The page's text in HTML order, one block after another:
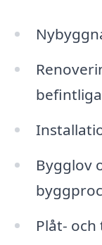
Bygglov
Plåt-